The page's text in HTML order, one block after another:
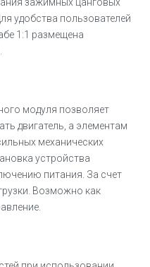
удобства пользователей
1:1 размещена
модуля позволяет
двигатель, а элементам
механических
устройства
питания. За счет
Возможно как